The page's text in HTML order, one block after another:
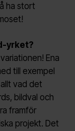
ha stort
yrket?
Ena
till exempel
vad det
bildval och
framför
projekt. Det